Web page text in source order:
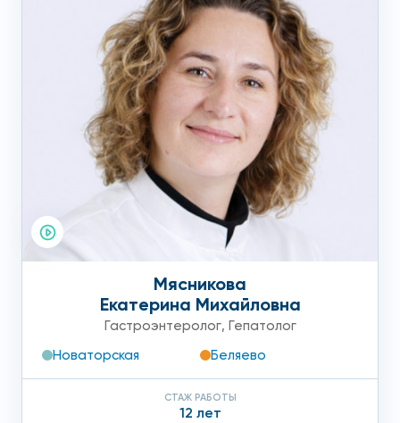
заболевания, назначат необходимые анализы и
обследования, а также предложат индивидуальную схему
лечения, состоящую из лекарственных препаратов,
коррекции образа жизни и питания (назначение стола №5
по Певзнеру) и пр. Цена на осмотр врача, дополнительные
методы обследования, а также отзывы о работе вы
можете посмотреть на сайте нашего медицинского
Мясникова
Екатерина Михайловна
Гастроэнтеролог, Гепатолог
Новаторская
Беляево
СТАЖ РАБОТЫ
12 лет